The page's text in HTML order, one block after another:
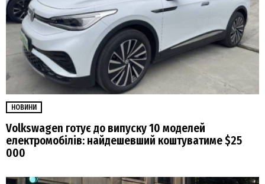
НОВИНИ
Volkswagen готує до випуску 10 моделей
електромобілів: найдешевший коштуватиме $25
000